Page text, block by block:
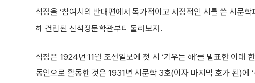
석정을 ‘참여시의 반대편에서 목가적이고 서정적인 시를 쓴 시문
해 건립된 신석정문학관부터 둘러보자.
석정은 1924년 11월 조선일보에 첫 시 ‘기우는 해’를 발표한 이래
동인으로 활동한 것은 1931년 시문학 3호(이자 마지막 호가 된)에